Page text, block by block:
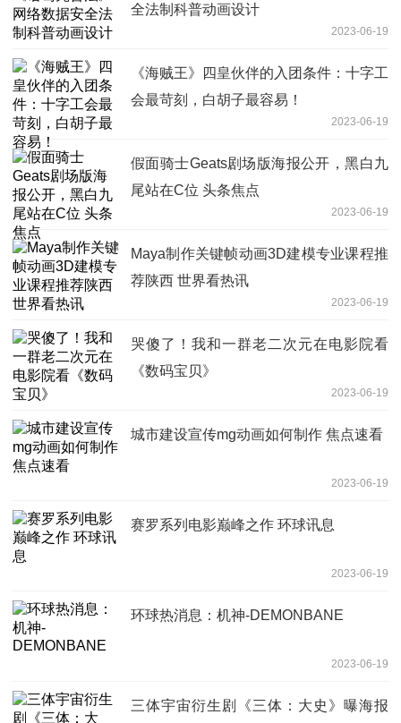
全法制科普动画设计
2023-06-19
《海贼王》四皇伙伴的入团条件：十字工
会最苛刻，白胡子最容易！
2023-06-19
假面骑士Geats剧场版海报公开，黑白九
尾站在C位 头条焦点
2023-06-19
Maya制作关键帧动画3D建模专业课程推
荐陕西 世界看热讯
2023-06-19
哭傻了！我和一群老二次元在电影院看
《数码宝贝》
2023-06-19
城市建设宣传mg动画如何制作 焦点速看
2023-06-19
赛罗系列电影巅峰之作 环球讯息
2023-06-19
环球热消息：机神-DEMONBANE
2023-06-19
三体宇宙衍生剧《三体：大史》曝海报